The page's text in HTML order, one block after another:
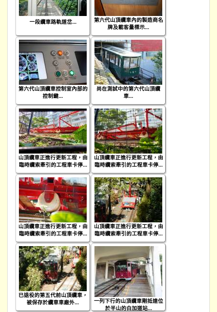
一段纜車路軌道岔...
第六代山頂纜車內的製造商名
牌及載客量標示...
第六代山頂纜車控制室內部的
控制鍵...
尚在測試中的第六代山頂纜
車...
山頂纜車正進行更新工程，由
臨時纜索牽引的工程車卡停...
山頂纜車正進行更新工程，由
臨時纜索牽引的工程車卡停...
山頂纜車正進行更新工程，由
臨時纜索牽引的工程車卡停...
山頂纜車正進行更新工程，由
臨時纜索牽引的工程車卡停...
已退役的第五代前山頂纜車，
被保存於纜車車廠外...
一列下行的山頂纜車剛抵達位
於半山的白加道站...